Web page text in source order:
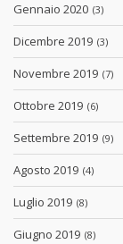
Gennaio 2020 (3)
Dicembre 2019 (3)
Novembre 2019 (7)
Ottobre 2019 (6)
Settembre 2019 (9)
Agosto 2019 (4)
Luglio 2019 (8)
Giugno 2019 (8)